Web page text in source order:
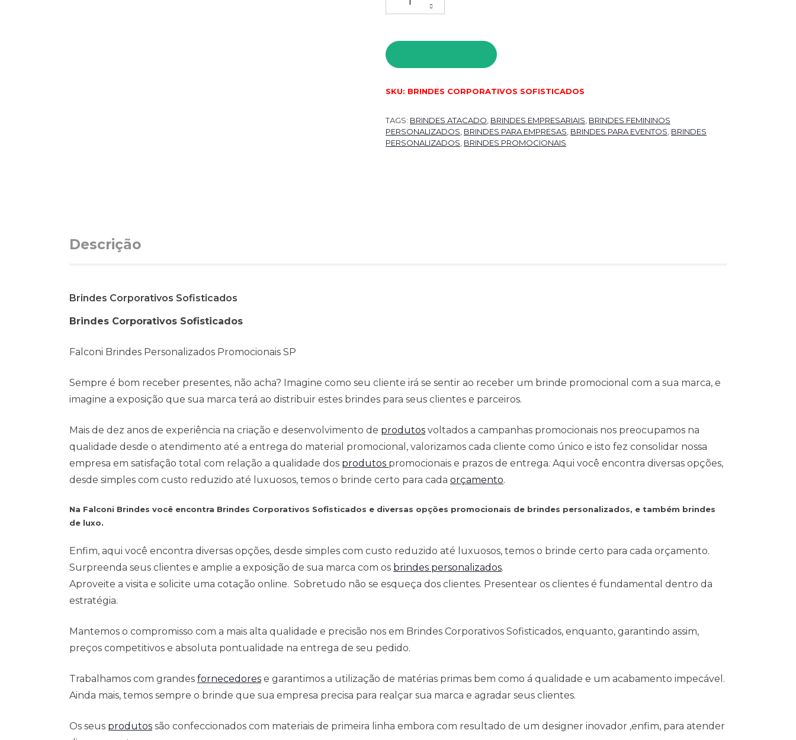
SKU: BRINDES CORPORATIVOS SOFISTICADOS
TAGS: BRINDES ATACADO BRINDES EMPRESARIAIS BRINDES FEMININOS
PERSONALIZADOS BRINDES PARA EMPRESAS BRINDES PARA EVENTOS BRINDES
PERSONALIZADOS BRINDES PROMOCIONAIS
Descrição
Brindes Corporativos Sofisticados
Brindes Corporativos Sofisticados
Falconi Brindes Personalizados Promocionais SP
Sempre é bom receber presentes, não acha? Imagine como seu cliente irá se sentir ao receber um brinde promocional com a sua marca, e
imagine a exposição que sua marca terá ao distribuir estes brindes para seus clientes e parceiros.
Mais de dez anos de experiência na criação e desenvolvimento de produtos voltados a campanhas promocionais nos preocupamos na
qualidade desde o atendimento até a entrega do material promocional, valorizamos cada cliente como único e isto fez consolidar nossa
empresa em satisfação total com relação a qualidade dos produtos promocionais e prazos de entrega. Aqui você encontra diversas opções,
desde simples com custo reduzido até luxuosos, temos o brinde certo para cada orçamento.
Na Falconi Brindes você encontra Brindes Corporativos Sofisticados e diversas opções promocionais de brindes personalizados, e também brindes
de luxo.
Enfim, aqui você encontra diversas opções, desde simples com custo reduzido até luxuosos, temos o brinde certo para cada orçamento.
Surpreenda seus clientes e amplie a exposição de sua marca com os brindes personalizados.
Aproveite a visita e solicite uma cotação online. Sobretudo não se esqueça dos clientes. Presentear os clientes é fundamental dentro da
estratégia.
Mantemos o compromisso com a mais alta qualidade e precisão nos em Brindes Corporativos Sofisticados, enquanto, garantindo assim,
preços competitivos e absoluta pontualidade na entrega de seu pedido.
Trabalhamos com grandes fornecedores e garantimos a utilização de matérias primas bem como á qualidade e um acabamento impecável.
Ainda mais, temos sempre o brinde que sua empresa precisa para realçar sua marca e agradar seus clientes.
Os seus produtos são confeccionados com materiais de primeira linha embora com resultado de um designer inovador ,enfim, para atender